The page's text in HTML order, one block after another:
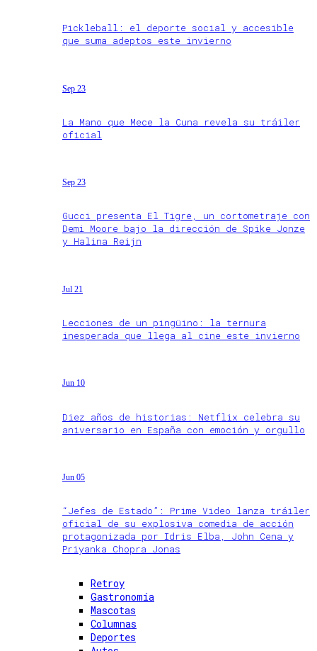
Pickleball: el deporte social y accesible
que suma adeptos este invierno
Sep 23
La Mano que Mece la Cuna revela su tráiler
oficial
Sep 23
Gucci presenta El Tigre, un cortometraje con
Demi Moore bajo la dirección de Spike Jonze
y Halina Reijn
Jul 21
Lecciones de un pingüino: la ternura
inesperada que llega al cine este invierno
Jun 10
Diez años de historias: Netflix celebra su
aniversario en España con emoción y orgullo
Jun 05
“Jefes de Estado”: Prime Video lanza tráiler
oficial de su explosiva comedia de acción
protagonizada por Idris Elba, John Cena y
Priyanka Chopra Jonas
Retroy
Gastronomía
Mascotas
Columnas
Deportes